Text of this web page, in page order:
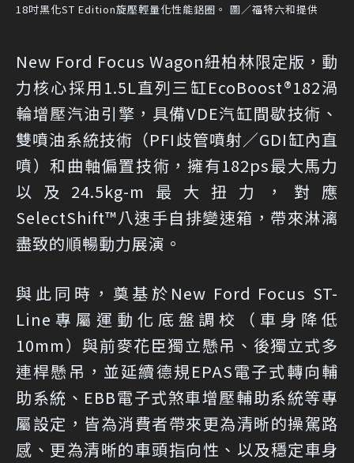
18吋黑化ST Edition旋壓輕量化性能鋁圈。 圖／福特六和提供
New Ford Focus Wagon紐柏林限定版，動
力核心採用1.5L直列三缸EcoBoost®182渦
輪增壓汽油引擎，具備VDE汽缸間歇技術、
雙噴油系統技術（PFI歧管噴射／GDI缸內直
噴）和曲軸偏置技術，擁有182ps最大馬力
以及24.5kg-m最大扭力，對應
SelectShift™八速手自排變速箱，帶來淋漓
盡致的順暢動力展演。
與此同時，奠基於New Ford Focus ST-
Line專屬運動化底盤調校（車身降低
10mm）與前麥花臣獨立懸吊、後獨立式多
連桿懸吊，並延續德規EPAS電子式轉向輔
助系統、EBB電子式煞車增壓輔助系統等專
屬設定，皆為消費者帶來更為清晰的操駕路
感、更為清晰的車頭指向性、以及穩定車身